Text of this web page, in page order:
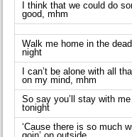
I think that we could do
good, mhm
Walk me home in the
night
I can’t be alone with all
on my mind, mhm
So say you’ll stay with me
tonight
‘Cause there is so much